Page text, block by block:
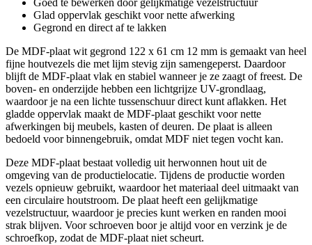
Glad oppervlak geschikt voor nette afwerking
Gegrond en direct af te lakken
De MDF-plaat wit gegrond 122 x 61 cm 12 mm is gemaakt van heel
fijne houtvezels die met lijm stevig zijn samengeperst. Daardoor
blijft de MDF-plaat vlak en stabiel wanneer je ze zaagt of freest. De
boven- en onderzijde hebben een lichtgrijze UV-grondlaag,
waardoor je na een lichte tussenschuur direct kunt aflakken. Het
gladde oppervlak maakt de MDF-plaat geschikt voor nette
afwerkingen bij meubels, kasten of deuren. De plaat is alleen
bedoeld voor binnengebruik, omdat MDF niet tegen vocht kan.
Deze MDF-plaat bestaat volledig uit herwonnen hout uit de
omgeving van de productielocatie. Tijdens de productie worden
vezels opnieuw gebruikt, waardoor het materiaal deel uitmaakt van
een circulaire houtstroom. De plaat heeft een gelijkmatige
vezelstructuur, waardoor je precies kunt werken en randen mooi
strak blijven. Voor schroeven boor je altijd voor en verzink je de
schroefkop, zodat de MDF-plaat niet scheurt.